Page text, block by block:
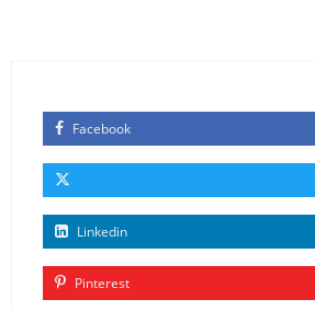
Facebook
Linkedin
Pinterest